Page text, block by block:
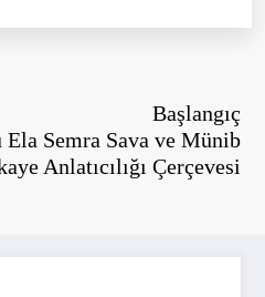
Başlangıç
Semra Sava ve Münib
Anlatıcılığı Çerçevesi